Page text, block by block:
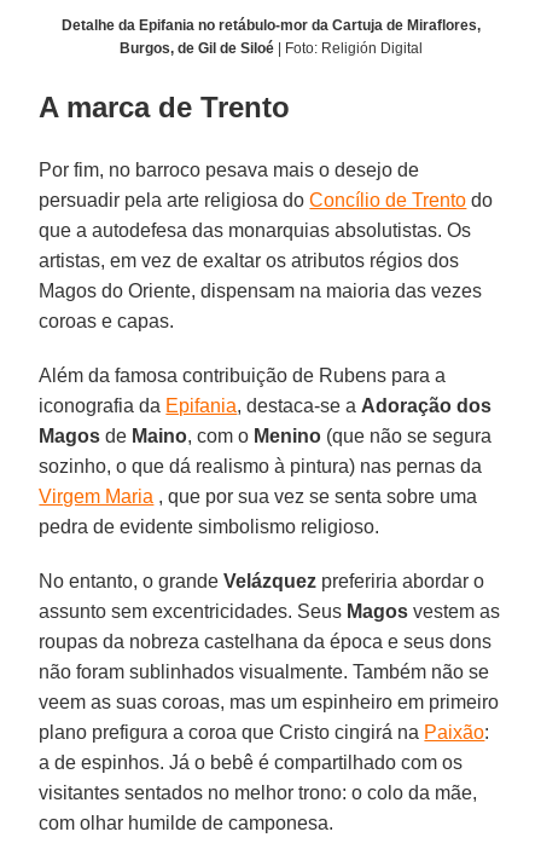
Detalhe da Epifania no retábulo-mor da Cartuja de Miraflores,
Burgos, de Gil de Siloé| Foto: Religión Digital
A marca de Trento
Por fim, no barroco pesava mais o desejo de
persuadir pela arte religiosa doConcílio de Trento do
que a autodefesa das monarquias absolutistas. Os
artistas, em vez de exaltar os atributos régios dos
Magos do Oriente, dispensam na maioria das vezes
coroas e capas.
Além da famosa contribuição de Rubens para a
iconografia da Epifania, destaca-se a Adoração dos
Magos de Maino, com o Menino (que não se segura
sozinho, o que dá realismo à pintura) nas pernas da
Virgem Maria , que por sua vez se senta sobre uma
pedra de evidente simbolismo religioso.
No entanto, o grandeVelázquez preferiria abordar o
assunto sem excentricidades. Seus Magos vestem as
roupas da nobreza castelhana da época e seus dons
não foram sublinhados visualmente. Também não se
veem as suas coroas, mas um espinheiro em primeiro
plano prefigura a coroa que Cristo cingirá na Paixão:
a de espinhos. Já o bebê é compartilhado com os
visitantes sentados no melhor trono: o colo da mãe,
com olhar humilde de camponesa.